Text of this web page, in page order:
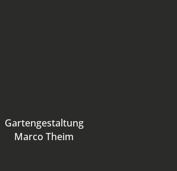
Gartengestaltung
Marco Theim